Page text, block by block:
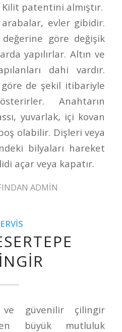
patentini almıştır.
evler gibidir.
değerine göre değişik
yapılırlar. Altın ve
dahi vardır.
göre de şekil itibariyle
Anahtarın
yuvarlak, içi kovan
olabilir. Dişleri veya
bilyaları hareket
açar veya kapatır.
ADMIN
güvenilir çilingir
büyük mutluluk